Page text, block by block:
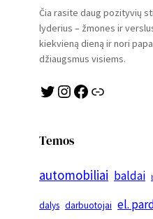
Čia rasite daug pozityvių
lyderius – žmones ir
kiekvieną dieną ir nori
džiaugsmus visiems.
Twitter Instagram Facebook Link
Temos
automobiliai baldai
dalys darbuotojai el.